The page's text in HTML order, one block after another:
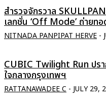
สำรวจจักรวาล
เลกชั่น ‘Off Mode’ ถ่ายท
NITNADA PANPIPAT HERVE -
CUBIC Twilight Run ปร
ใจกลางกรุงเทพฯ
RATTANAWADEE C - JULY 29,